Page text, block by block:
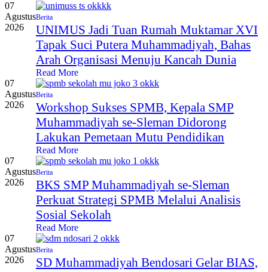
07
Agustus
2026
Berita
UNIMUS Jadi Tuan Rumah Muktamar XVI
Tapak Suci Putera Muhammadiyah, Bahas
Arah Organisasi Menuju Kancah Dunia
Read More
07
Agustus
2026
Berita
Workshop Sukses SPMB, Kepala SMP
Muhammadiyah se-Sleman Didorong
Lakukan Pemetaan Mutu Pendidikan
Read More
07
Agustus
2026
Berita
BKS SMP Muhammadiyah se-Sleman
Perkuat Strategi SPMB Melalui Analisis
Sosial Sekolah
Read More
07
Agustus
2026
Berita
SD Muhammadiyah Bendosari Gelar BIAS,